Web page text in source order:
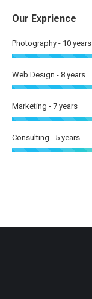
Our Exprience
Photography - 10 years
Web Design - 8 years
Marketing - 7 years
Consulting - 5 years